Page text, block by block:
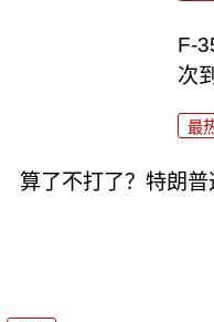
F-
次
最
算了不打了？特朗